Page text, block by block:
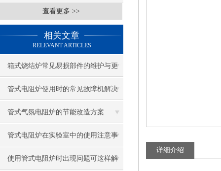
查看更多 >>
相关文章
RELEVANT ARTICLES
箱式烧结炉常见易损部件的维护与更
换指南
管式电阻炉使用时的常见故障机解决
方法
管式气氛电阻炉的节能改造方案
管式电阻炉在实验室中的使用注意事
项有哪些？
使用管式电阻炉时出现问题可这样解
详细介绍